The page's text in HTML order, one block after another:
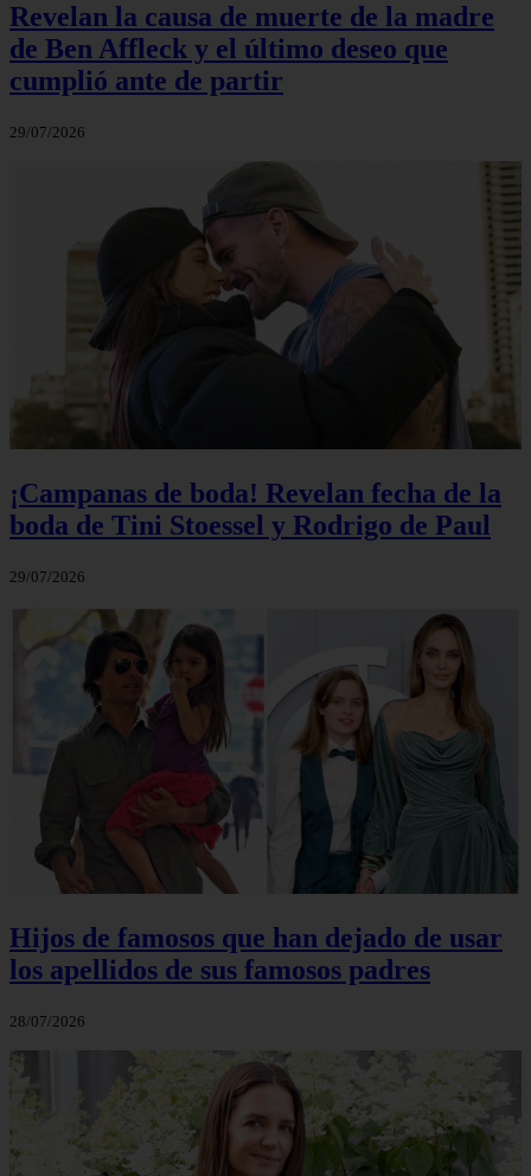
Revelan la causa de muerte de la madre
de Ben Affleck y el último deseo que
cumplió ante de partir
29/07/2026
¡Campanas de boda! Revelan fecha de la
boda de Tini Stoessel y Rodrigo de Paul
29/07/2026
Hijos de famosos que han dejado de usar
los apellidos de sus famosos padres
28/07/2026